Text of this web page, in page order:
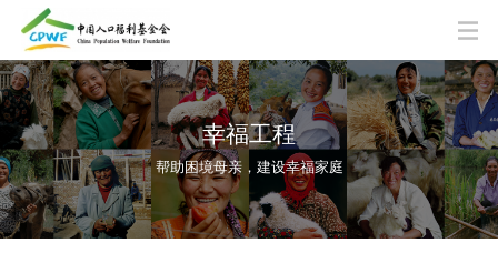
幸福工程
帮助困境母亲，建设幸福家庭